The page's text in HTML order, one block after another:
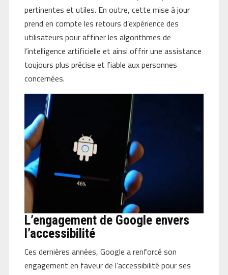
pertinentes et utiles. En outre, cette mise à jour
prend en compte les retours d’expérience des
utilisateurs pour affiner les algorithmes de
l’intelligence artificielle et ainsi offrir une assistance
toujours plus précise et fiable aux personnes
concernées.
L’engagement de Google envers
l’accessibilité
Ces dernières années, Google a renforcé son
engagement en faveur de l’accessibilité pour ses